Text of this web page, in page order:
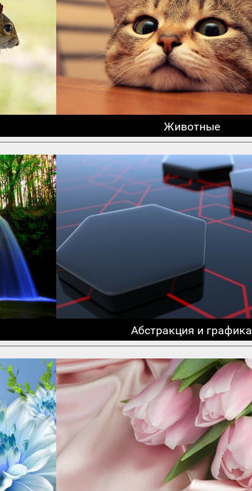
Животные
Абстракция и графика